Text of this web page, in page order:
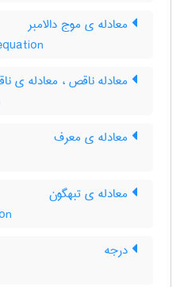
معادله ی موج دالامبر
معادله ناقص ، معادله ی
معادله ی معرف
معادله ی تبهگون
درجه